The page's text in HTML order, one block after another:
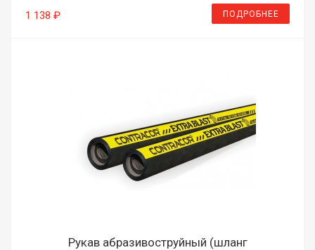
1 138 ₽ ПОДРОБНЕЕ
Рукав абразивоструйный (шланг